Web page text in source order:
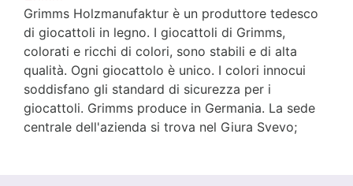
Grimms Holzmanufaktur è un produttore tedesco
di giocattoli in legno. I giocattoli di Grimms,
colorati e ricchi di colori, sono stabili e di alta
qualità. Ogni giocattolo è unico. I colori innocui
soddisfano gli standard di sicurezza per i
giocattoli. Grimms produce in Germania. La sede
centrale dell'azienda si trova nel Giura Svevo;